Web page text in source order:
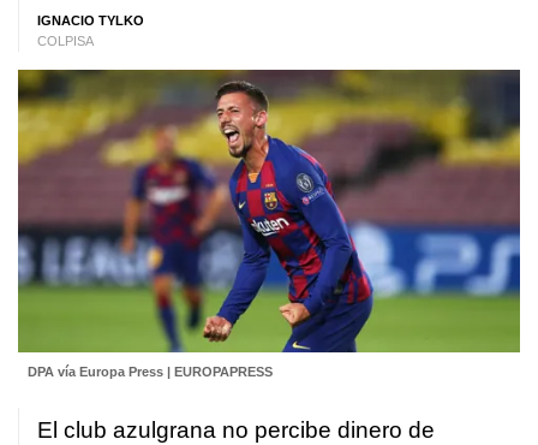
IGNACIO TYLKO
COLPISA
DPA vía Europa Press | EUROPAPRESS
El club azulgrana no percibe dinero de